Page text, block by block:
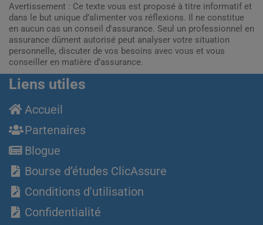
Avertissement : Ce texte vous est proposé à titre informatif et
dans le but unique d’alimenter vos réflexions. Il ne constitue
en aucun cas un conseil d'assurance. Seul un professionnel en
assurance dûment autorisé peut analyser votre situation
personnelle, discuter de vos besoins avec vous et vous
conseiller en matière d’assurance.
Liens utiles
Accueil
Partenaires
Blogue
Bourse d’études ClicAssure
Conditions d'utilisation
Confidentialité